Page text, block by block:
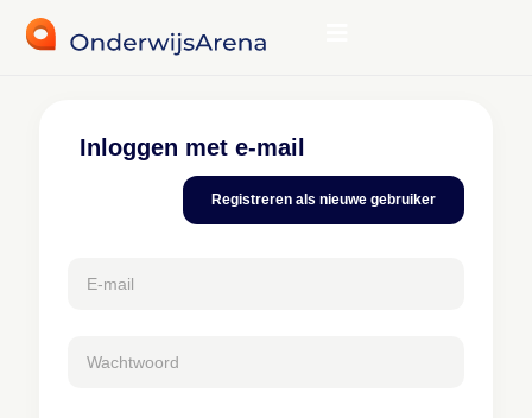
Inloggen met e-mail
Registreren als nieuwe gebruiker
E-mail
Wachtwoord